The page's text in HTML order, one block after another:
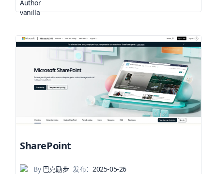
SharePoint
By巴克励步 发布：2025-05-26